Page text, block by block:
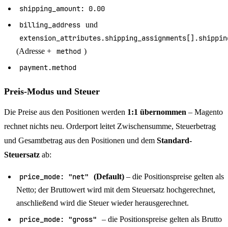
shipping_amount: 0.00
billing_address und
(Adresse + method )
payment.method
Preis-Modus und Steuer
Die Preise aus den Positionen werden 1:1 übernommen – Magento
rechnet nichts neu. Orderport leitet Zwischensumme, Steuerbetrag
und Gesamtbetrag aus den Positionen und dem Standard-
Steuersatz ab:
price_mode: "net" (Default) – die Positionspreise gelten als
Netto; der Bruttowert wird mit dem Steuersatz hochgerechnet,
anschließend wird die Steuer wieder herausgerechnet.
price_mode: "gross"
– die Positionspreise gelten als Brutto